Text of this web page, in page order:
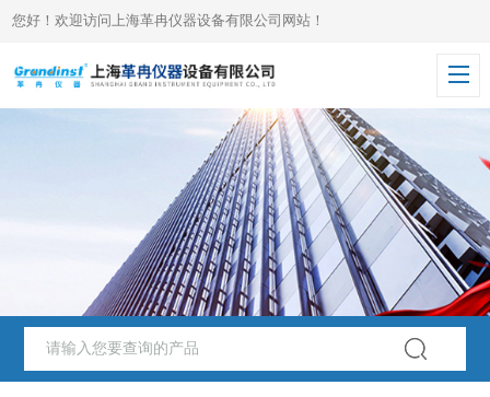
您好！欢迎访问上海革冉仪器设备有限公司网站！